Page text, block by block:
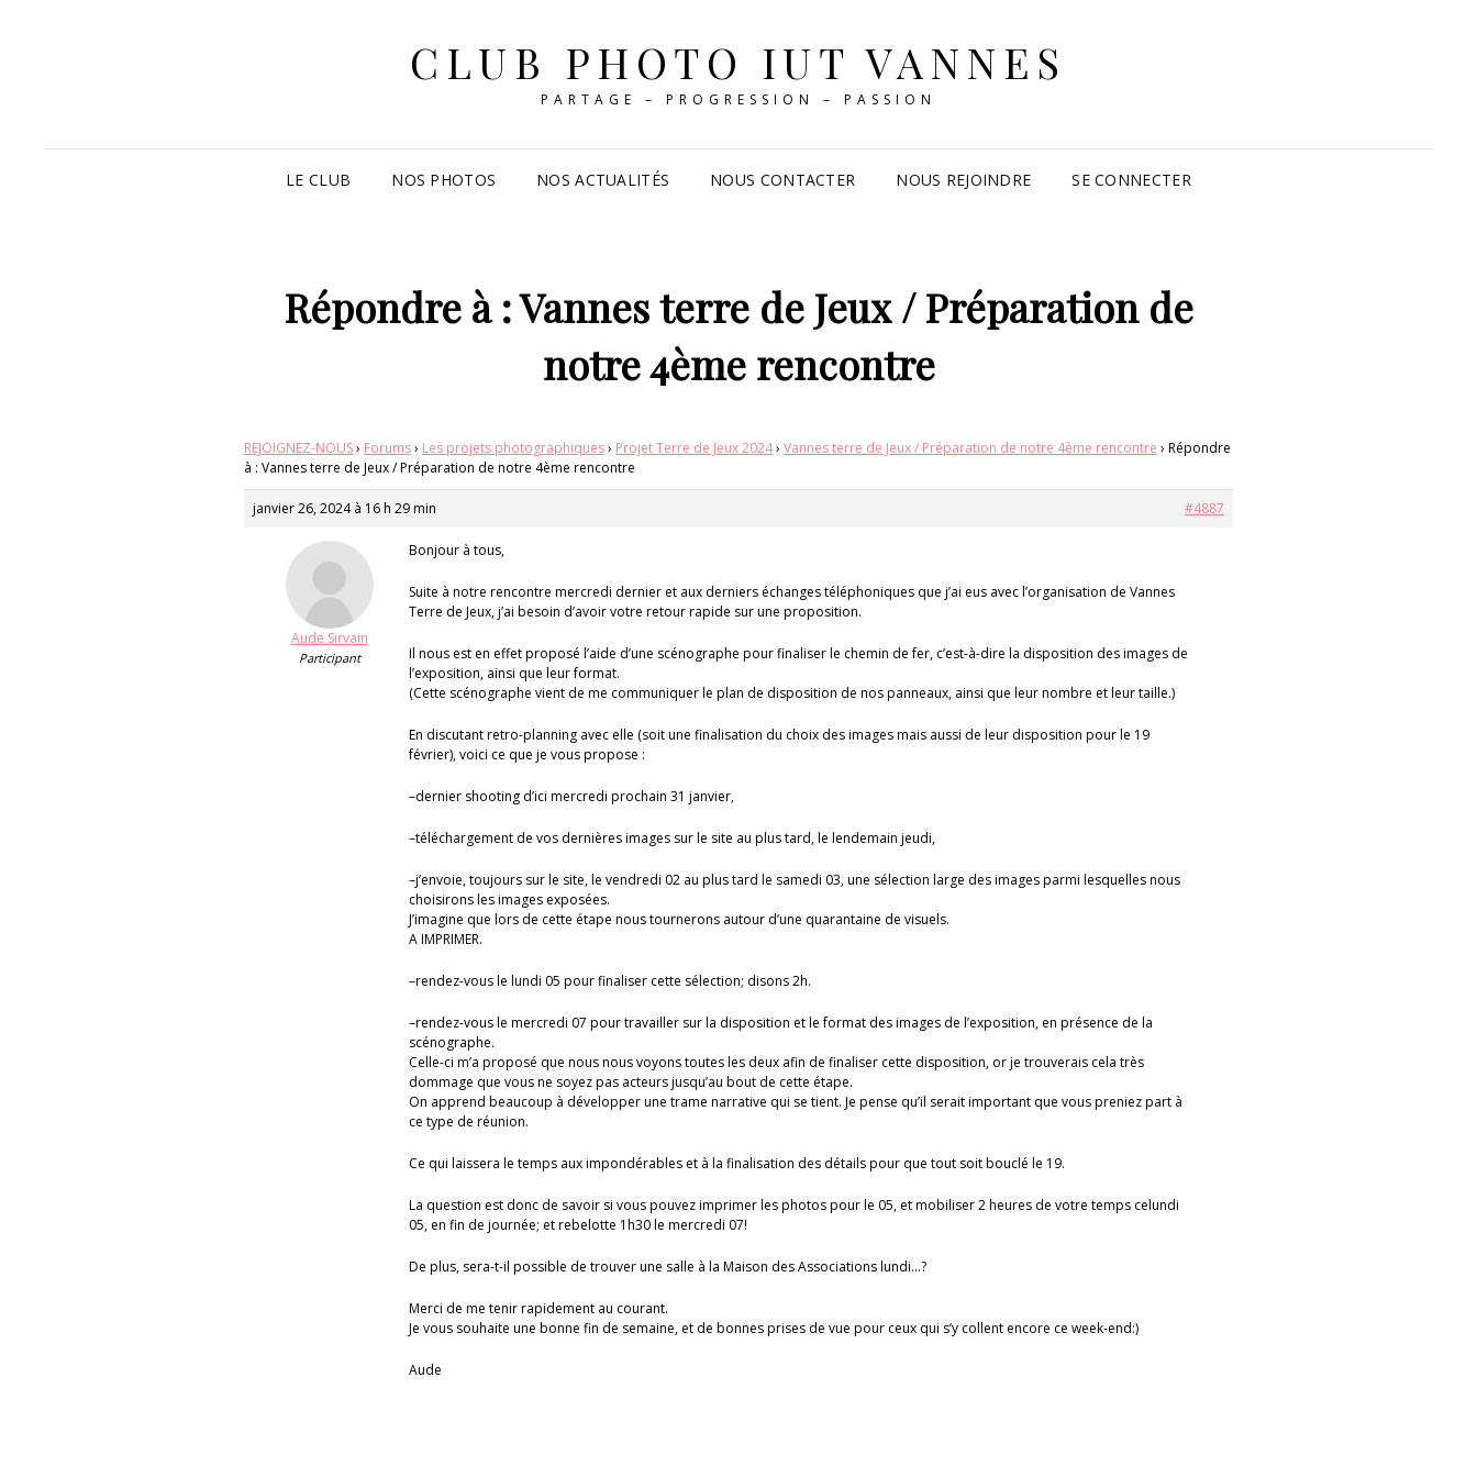
CLUB PHOTO IUT VANNES
PARTAGE – PROGRESSION – PASSION
LE CLUB NOS PHOTOS NOS ACTUALITÉS NOUS CONTACTER NOUS REJOINDRE SE CONNECTER
Répondre à : Vannes terre de Jeux / Préparation de
notre 4ème rencontre
REJOIGNEZ-NOUS› Forums› Les projets photographiques› Projet Terre de Jeux 2024› Vannes terre de Jeux / Préparation de notre 4ème rencontre › Répondre
à : Vannes terre de Jeux / Préparation de notre 4ème rencontre
janvier 26, 2024 à 16 h 29 min #4887
Aude Sirvain
Participant
Bonjour à tous,
Suite à notre rencontre mercredi dernier et aux derniers échanges téléphoniques que j’ai eus avec l’organisation de Vannes
Terre de Jeux, j’ai besoin d’avoir votre retour rapide sur une proposition.
Il nous est en effet proposé l’aide d’une scénographe pour finaliser le chemin de fer, c’est-à-dire la disposition des images de
l’exposition, ainsi que leur format.
(Cette scénographe vient de me communiquer le plan de disposition de nos panneaux, ainsi que leur nombre et leur taille.)
En discutant retro-planning avec elle (soit une finalisation du choix des images mais aussi de leur disposition pour le 19
février), voici ce que je vous propose :
–dernier shooting d’ici mercredi prochain 31 janvier,
–téléchargement de vos dernières images sur le site au plus tard, le lendemain jeudi,
–j’envoie, toujours sur le site, le vendredi 02 au plus tard le samedi 03, une sélection large des images parmi lesquelles nous
choisirons les images exposées.
J’imagine que lors de cette étape nous tournerons autour d’une quarantaine de visuels.
A IMPRIMER.
–rendez-vous le lundi 05 pour finaliser cette sélection; disons 2h.
–rendez-vous le mercredi 07 pour travailler sur la disposition et le format des images de l’exposition, en présence de la
scénographe.
Celle-ci m’a proposé que nous nous voyons toutes les deux afin de finaliser cette disposition, or je trouverais cela très
dommage que vous ne soyez pas acteurs jusqu’au bout de cette étape.
On apprend beaucoup à développer une trame narrative qui se tient. Je pense qu’il serait important que vous preniez part à
ce type de réunion.
Ce qui laissera le temps aux impondérables et à la finalisation des détails pour que tout soit bouclé le 19.
La question est donc de savoir si vous pouvez imprimer les photos pour le 05, et mobiliser 2 heures de votre temps celundi
05, en fin de journée; et rebelotte 1h30 le mercredi 07!
De plus, sera-t-il possible de trouver une salle à la Maison des Associations lundi…?
Merci de me tenir rapidement au courant.
Je vous souhaite une bonne fin de semaine, et de bonnes prises de vue pour ceux qui s’y collent encore ce week-end:)
Aude